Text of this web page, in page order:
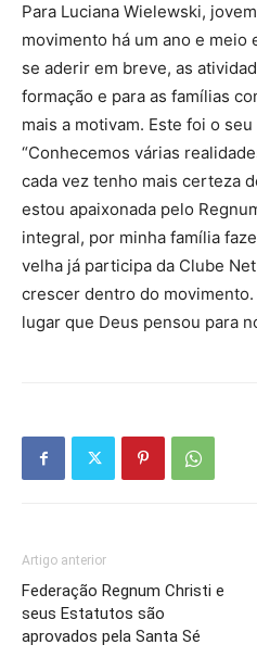
Para Luciana Wielewski,
movimento há um ano e meio
se aderir em breve, as
formação e para as famílias
mais a motivam. Este foi o
“Conhecemos várias
cada vez tenho mais certeza
estou apaixonada pelo
integral, por minha família
velha já participa da Clube
crescer dentro do
lugar que Deus pensou para
Artigo anterior
Federação Regnum Christi e
seus Estatutos são
aprovados pela Santa Sé